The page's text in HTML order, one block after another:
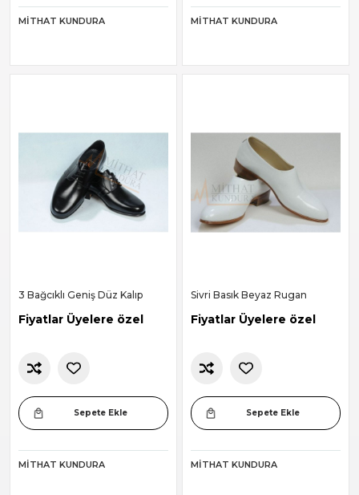
MITHAT KUNDURA MITHAT KUNDURA
3 Bağcıklı Geniş Düz Kalıp
Fiyatlar Üyelere özel
Sepete Ekle
MITHAT KUNDURA
Sivri Basık Beyaz Rugan
Fiyatlar Üyelere özel
Sepete Ekle
MITHAT KUNDURA